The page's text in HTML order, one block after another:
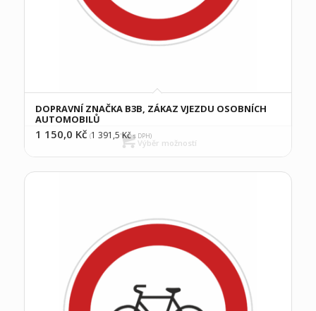
DOPRAVNÍ ZNAČKA B3B, ZÁKAZ VJEZDU OSOBNÍCH
AUTOMOBILŮ
1 150,0 Kč (1 391,5Kčs DPH)
Výběr možností